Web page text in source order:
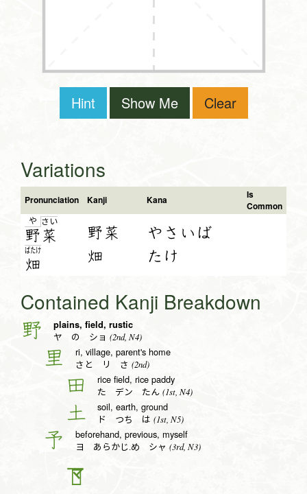
Hint Show Me Clear
Variations
Pronunciation Kanji Kana
Is
Common
や
野
さ い
菜
ばたけ
畑
野菜
畑
やさいば
たけ
Contained Kanji Breakdown
野 plains, field, rustic
ヤ の ショ (2nd, N4)
里 ri, village, parent's home
さと リ さ (2nd)
田 rice field, rice paddy
た デン たん (1st, N4)
土 soil, earth, ground
ド つち は (1st, N5)
予 beforehand, previous, myself
ヨ あらかじ.め シャ (3rd, N3)
𠄐